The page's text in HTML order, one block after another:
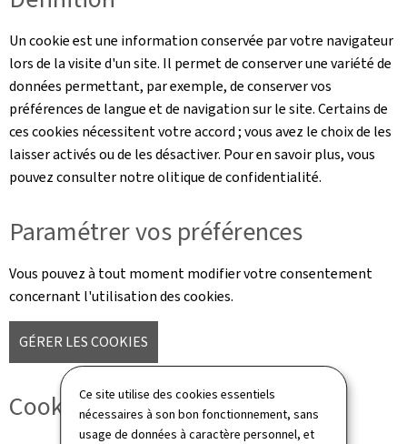
Ce site utilise des cookies essentiels
nécessaires à son bon fonctionnement, sans
usage de données à caractère personnel, et
Un cookie est une information conservée par votre navigateur
lors de la visite d'un site. Il permet de conserver une variété de
données permettant, par exemple, de conserver vos
préférences de langue et de navigation sur le site. Certains de
ces cookies nécessitent votre accord ; vous avez le choix de les
laisser activés ou de les désactiver. Pour en savoir plus, vous
pouvez consulter notre olitique de confidentialité.
Paramétrer vos préférences
Vous pouvez à tout moment modifier votre consentement
concernant l'utilisation des cookies.
GÉRER LES COOKIES
Cookies techniques